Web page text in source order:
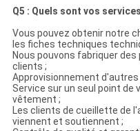
Q5 : Quels sont vos
Vous pouvez obtenir notre
les fiches techniques
Nous pouvons fabriquer
clients ;
Approvisionnement
Service sur un seul point de
vêtement ;
Les clients de cueillette de
viennent et soutiennent ;